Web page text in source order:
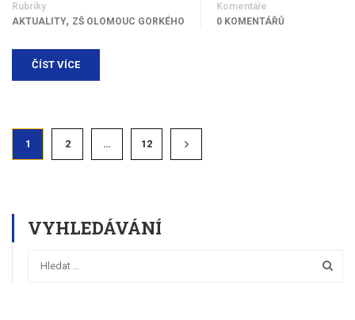
Rubriky
AKTUALITY, ZŠ OLOMOUC GORKÉHO
Komentáře
0 KOMENTÁŘŮ
ČÍST VÍCE
1 2 … 12
VYHLEDÁVÁNÍ